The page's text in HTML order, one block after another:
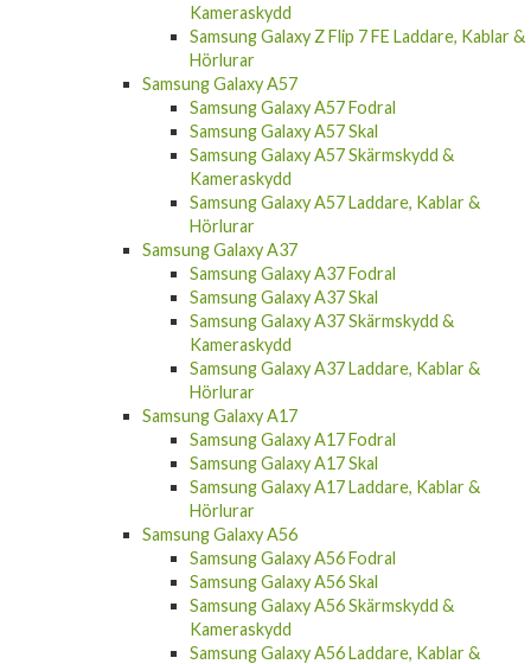
Kameraskydd
Samsung Galaxy Z Flip 7 FE Laddare, Kablar &
Hörlurar
Samsung Galaxy A57
Samsung Galaxy A57 Fodral
Samsung Galaxy A57 Skal
Samsung Galaxy A57 Skärmskydd &
Kameraskydd
Samsung Galaxy A57 Laddare, Kablar &
Hörlurar
Samsung Galaxy A37
Samsung Galaxy A37 Fodral
Samsung Galaxy A37 Skal
Samsung Galaxy A37 Skärmskydd &
Kameraskydd
Samsung Galaxy A37 Laddare, Kablar &
Hörlurar
Samsung Galaxy A17
Samsung Galaxy A17 Fodral
Samsung Galaxy A17 Skal
Samsung Galaxy A17 Laddare, Kablar &
Hörlurar
Samsung Galaxy A56
Samsung Galaxy A56 Fodral
Samsung Galaxy A56 Skal
Samsung Galaxy A56 Skärmskydd &
Kameraskydd
Samsung Galaxy A56 Laddare, Kablar &